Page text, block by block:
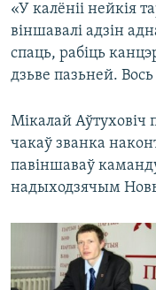
«У калёніі нейкія
віншавалі адзін
спаць, рабіць
дзьве пазьней. Вось
Мікалай
чакаў званка
павіншаваў
надыходзячым